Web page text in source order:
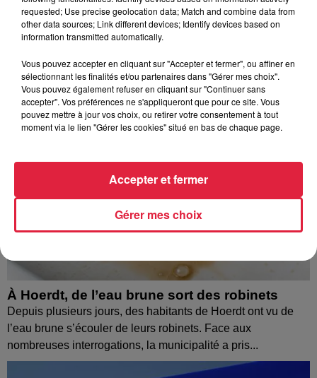
À découvrir également
À Hoerdt, de l’eau brune sort des robinets
Depuis plusieurs jours, des habitants de Hoerdt ont vu de
l’eau brune s’écouler de leurs robinets. Face aux
nombreuses interrogations, la municipalité a pris...
requested; Use precise geolocation data; Match and combine data from
other data sources; Link different devices; Identify devices based on
information transmitted automatically.
Vous pouvez accepter en cliquant sur "Accepter et fermer", ou affiner en
sélectionnant les finalités et/ou partenaires dans "Gérer mes choix".
Vous pouvez également refuser en cliquant sur "Continuer sans
accepter". Vos préférences ne s'appliqueront que pour ce site. Vous
pouvez mettre à jour vos choix, ou retirer votre consentement à tout
moment via le lien "Gérer les cookies" situé en bas de chaque page.
Gérer mes choix
Accepter et fermer